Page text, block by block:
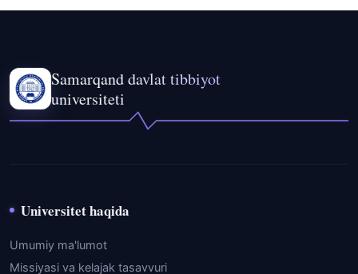
Samarqand davlat tibbiyot
universiteti
Universitet haqida
Umumiy ma'lumot
Missiyasi va kelajak tasavvuri